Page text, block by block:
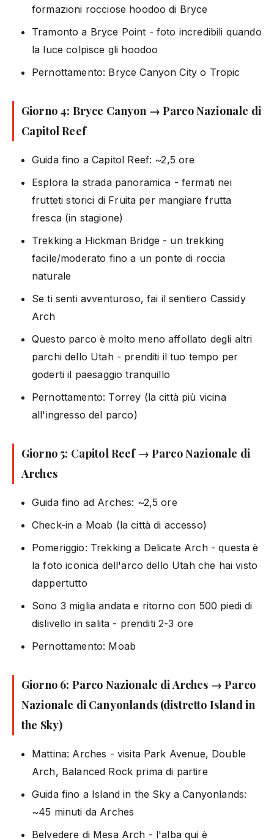
formazioni rocciose hoodoo di Bryce
Tramonto a Bryce Point - foto incredibili quando
la luce colpisce gli hoodoo
Pernottamento: Bryce Canyon City o Tropic
Giorno 4: Bryce Canyon → Parco Nazionale di
Capitol Reef
Guida fino a Capitol Reef: ~2,5 ore
Esplora la strada panoramica - fermati nei
frutteti storici di Fruita per mangiare frutta
fresca (in stagione)
Trekking a Hickman Bridge - un trekking
facile/moderato fino a un ponte di roccia
naturale
Se ti senti avventuroso, fai il sentiero Cassidy
Arch
Questo parco è molto meno affollato degli altri
parchi dello Utah - prenditi il tuo tempo per
goderti il paesaggio tranquillo
Pernottamento: Torrey (la città più vicina
all'ingresso del parco)
Giorno 5: Capitol Reef → Parco Nazionale di
Arches
Guida fino ad Arches: ~2,5 ore
Check-in a Moab (la città di accesso)
Pomeriggio: Trekking a Delicate Arch - questa è
la foto iconica dell'arco dello Utah che hai visto
dappertutto
Sono 3 miglia andata e ritorno con 500 piedi di
dislivello in salita - prenditi 2-3 ore
Pernottamento: Moab
Giorno 6: Parco Nazionale di Arches → Parco
Nazionale di Canyonlands (distretto Island in
the Sky)
Mattina: Arches - visita Park Avenue, Double
Arch, Balanced Rock prima di partire
Guida fino a Island in the Sky a Canyonlands:
~45 minuti da Arches
Belvedere di Mesa Arch - l'alba qui è